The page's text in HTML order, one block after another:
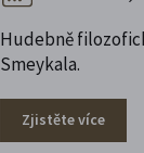
Hudebně
Smeykala.
Zjistěte více